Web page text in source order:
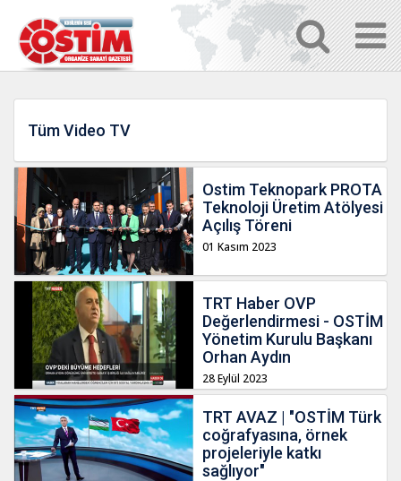
Tüm Video TV
Ostim Teknopark PROTA
Teknoloji Üretim Atölyesi
Açılış Töreni
01 Kasım 2023
TRT Haber OVP
Değerlendirmesi - OSTİM
Yönetim Kurulu Başkanı
Orhan Aydın
28 Eylül 2023
TRT AVAZ | "OSTİM Türk
coğrafyasına, örnek
projeleriyle katkı
sağlıyor"